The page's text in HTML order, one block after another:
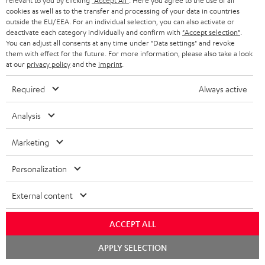
e
Privatkunden. Nicht mit anderen Aktionsgutscheinen kombinierbar. Der
Weiterverkauf von Aktionsgutscheinen ist untersagt. Der Gutschein verliert
im Falle eines Verkaufs seine Gültigkeit. Die genauen Bedingungen
entnehmen Sie bitte denAGB.
cookies as well as to the transfer and processing of your data in countries
outside the EU/EEA. For an individual selection, you can also activate or
deactivate each category individually and confirm with "Accept selection"
You can adjust all consents at any time under "Data settings" and revoke
them with effect for the future. For more information, please also take a look
at our privacy policyand the imprint
Required Always active
Analysis
Marketing
Personalization
External content
ACCEPT ALL
APPLY SELECTION